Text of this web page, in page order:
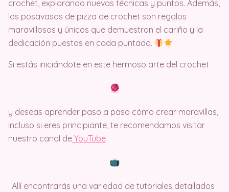
crochet, explorando nuevas técnicas y puntos. Además,
los posavasos de pizza de crochet son regalos
maravillosos y únicos que demuestran el cariño y la
dedicación puestos en cada puntada.
Si estás iniciándote en este hermoso arte del crochet
y deseas aprender paso a paso cómo crear maravillas,
incluso si eres principiante, te recomendamos visitar
nuestro canal de YouTube
. Allí encontrarás una variedad de tutoriales detallados